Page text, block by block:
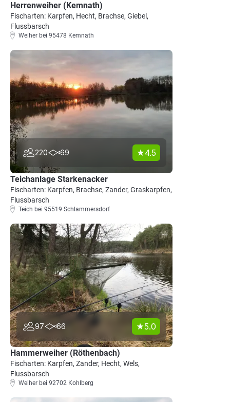
Herrenweiher (Kemnath)
Fischarten: Karpfen, Hecht, Brachse, Giebel,
Flussbarsch
Weiher bei 95478 Kemnath
220 69 4.5
Teichanlage Starkenacker
Fischarten: Karpfen, Brachse, Zander, Graskarpfen,
Flussbarsch
Teich bei 95519 Schlammersdorf
97 66 5.0
Hammerweiher (Röthenbach)
Fischarten: Karpfen, Zander, Hecht, Wels,
Flussbarsch
Weiher bei 92702 Kohlberg